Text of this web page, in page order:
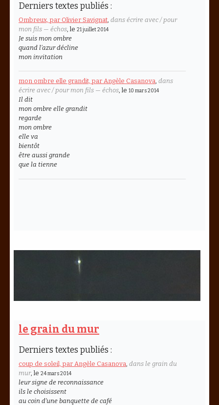
Derniers textes publiés :
Ombreux, par Olivier Savignat dans écrire avec / pour
mon fils — échos , le 21 juillet 2014
Je suis mon ombre
quand l’azur décline
mon invitation
mon ombre elle grandit, par Angèle Casanova, dans
écrire avec / pour mon fils — échos, le 10 mars 2014
Il dit
mon ombre elle grandit
regarde
mon ombre
elle va
bientôt
être aussi grande
que la tienne
le grain du mur
Derniers textes publiés :
coup de soleil, par Angèle Casanova dans le grain du
mur, le 24 mars 2014
leur signe de reconnaissance
ils le choisissent
au coin d’une banquette de café